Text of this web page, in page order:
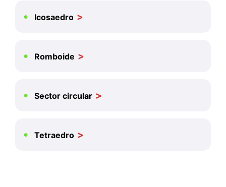
Icosaedro
Romboide
Sector circular
Tetraedro